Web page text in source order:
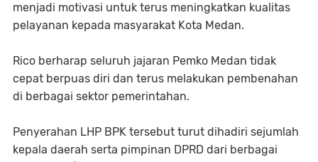
menjadi motivasi untuk terus meningkatkan kualitas
pelayanan kepada masyarakat Kota Medan.
Rico berharap seluruh jajaran Pemko Medan tidak
cepat berpuas diri dan terus melakukan pembenahan
di berbagai sektor pemerintahan.
Penyerahan LHP BPK tersebut turut dihadiri sejumlah
kepala daerah serta pimpinan DPRD dari berbagai